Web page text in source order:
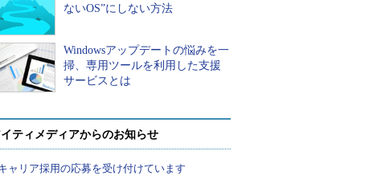
ないOS”にしない方法
Windowsアップデートの悩みを一
掃、専用ツールを利用した支援
サービスとは
ティメディアからのお知らせ
ャリア採用の応募を受け付けています